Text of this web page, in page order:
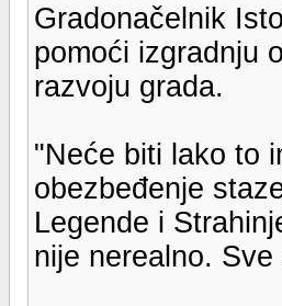
Gradonačelnik
pomoći izgradnju
razvoju grada.
"Neće biti lako to
obezbeđenje
Legende i
nije nerealno.